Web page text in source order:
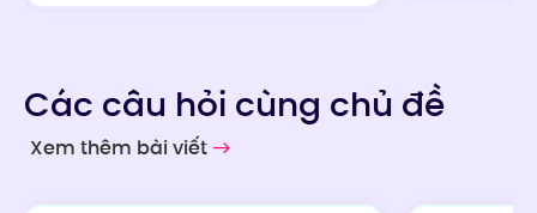
Các câu hỏi cùng chủ đề
Xem thêm bài viết